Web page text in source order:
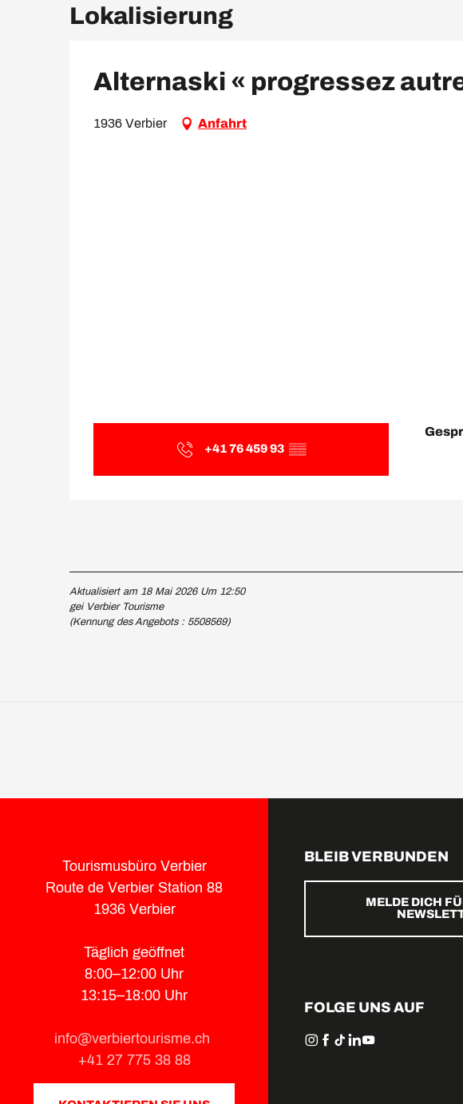
Lokalisierung
Alternaski « progressez
1936 Verbier Anfahrt
+41 76 459 93 ▒▒
Aktualisiert am 18 Mai 2026 Um 12:50
gei Verbier Tourisme
(Kennung des Angebots : 5508569)
Tourismusbüro Verbier
Route de Verbier Station 88
1936 Verbier
Täglich geöffnet
8:00–12:00 Uhr
13:15–18:00 Uhr
info@verbiertourisme.ch
+41 27 775 38 88
BLEIB VERBUNDEN
MELDE DICH
FOLGE UNS AUF